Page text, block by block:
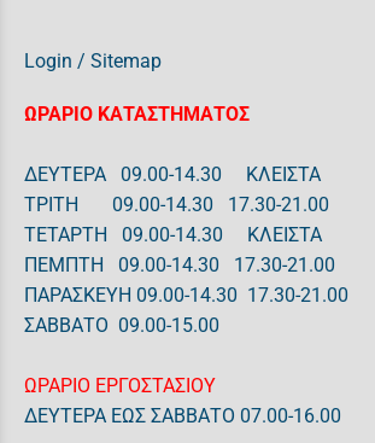
Login / Sitemap
ΩΡΑΡΙΟ ΚΑΤΑΣΤΗΜΑΤΟΣ
ΔΕΥΤΕΡΑ 09.00-14.30 ΚΛΕΙΣΤΑ
ΤΡΙΤΗ 09.00-14.30 17.30-21.00
ΤΕΤΑΡΤΗ 09.00-14.30 ΚΛΕΙΣΤΑ
ΠΕΜΠΤΗ 09.00-14.30 17.30-21.00
ΠΑΡΑΣΚΕΥΗ 09.00-14.30 17.30-21.00
ΣΑΒΒΑΤΟ 09.00-15.00
ΩΡΑΡΙΟ ΕΡΓΟΣΤΑΣΙΟΥ
ΔΕΥΤΕΡΑ ΕΩΣ ΣΑΒΒΑΤΟ 07.00-16.00